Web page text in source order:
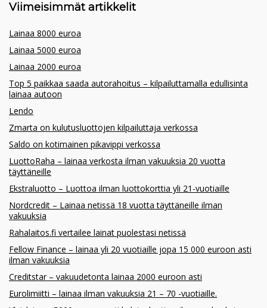
Viimeisimmät artikkelit
Lainaa 8000 euroa
Lainaa 5000 euroa
Lainaa 2000 euroa
Top 5 paikkaa saada autorahoitus – kilpailuttamalla edullisinta
lainaa autoon
Lendo
Zmarta on kulutusluottojen kilpailuttaja verkossa
Saldo on kotimainen pikavippi verkossa
LuottoRaha – lainaa verkosta ilman vakuuksia 20 vuotta
täyttäneille
Ekstraluotto – Luottoa ilman luottokorttia yli 21-vuotiaille
Nordcredit – Lainaa netissä 18 vuotta täyttäneille ilman
vakuuksia
Rahalaitos.fi vertailee lainat puolestasi netissä
Fellow Finance – lainaa yli 20 vuotiaille jopa 15 000 euroon asti
ilman vakuuksia
Creditstar – vakuudetonta lainaa 2000 euroon asti
Eurolimiitti – lainaa ilman vakuuksia 21 – 70 -vuotiaille.